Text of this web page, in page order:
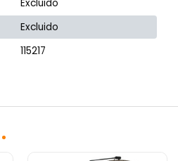
Excluido
Excluido
115217